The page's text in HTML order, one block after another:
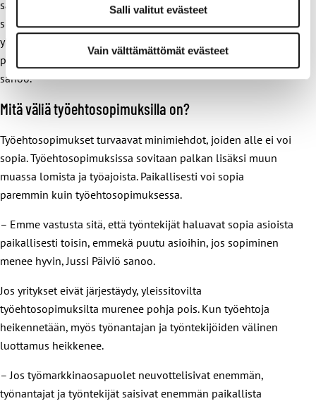
Salli valitut evästeet
Vain välttämättömät evästeet
samassa yrityksessä on kaksi erilaista sopimusta eri
sisällöillä. Toki työnantaja ottaa sitten riskin
yhdenvertaisuudesta, mutta toisaalta tämä aiheuttaa
painetta huonontaa sopimuksia ja työehtoja, Kari Lehtinen
sanoo.
Mitä väliä työehtosopimuksilla on?
Työehtosopimukset turvaavat minimiehdot, joiden alle ei voi
sopia. Työehtosopimuksissa sovitaan palkan lisäksi muun
muassa lomista ja työajoista. Paikallisesti voi sopia
paremmin kuin työehtosopimuksessa.
– Emme vastusta sitä, että työntekijät haluavat sopia asioista
paikallisesti toisin, emmekä puutu asioihin, jos sopiminen
menee hyvin, Jussi Päiviö sanoo.
Jos yritykset eivät järjestäydy, yleissitovilta
työehtosopimuksilta murenee pohja pois. Kun työehtoja
heikennetään, myös työnantajan ja työntekijöiden välinen
luottamus heikkenee.
– Jos työmarkkinaosapuolet neuvottelisivat enemmän,
työnantajat ja työntekijät saisivat enemmän paikallista